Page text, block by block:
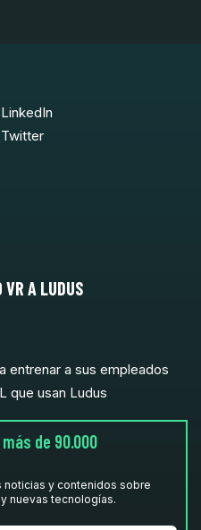
LinkedIn
Twitter
VR A LUDUS
entrenar a sus empleados
que usan Ludus
de 90.000
noticias y contenidos sobre
nuevas tecnologías.